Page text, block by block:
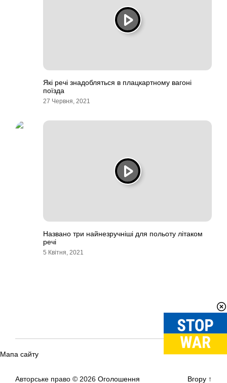
Які речі знадобляться в плацкартному вагоні
поїзда
27 Червня, 2021
Названо три найнезручніші для польоту літаком
речі
5 Квітня, 2021
Мапа сайту
Авторське право © 2026 Оголошення Вгору ↑